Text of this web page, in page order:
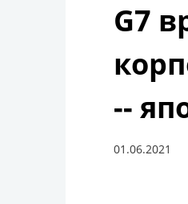
G7
--
01.06.2021